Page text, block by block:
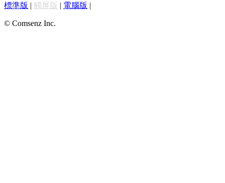
標準版 | 觸屏版 | 電腦版 |
© Comsenz Inc.